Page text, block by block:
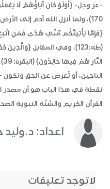
-عز وجل- {أَوَلَوْ كَانَ آبَاؤُهُمْ لَا
170)، ولما أنزل الله آدم إلى
{فَإِمَّا يَأْتِيَنَّكُم مِّنِّي هُدًى فَمَنِ
(طه:123)، وفي المقابل
الناجين، أو تُعرض عن الحق وتكون -
نقطة في هذا الباب هو أن مصدر
القرآن الكريم والسُنَّة النبوية
اعداد: د.وليد
لاتوجد تعليقات